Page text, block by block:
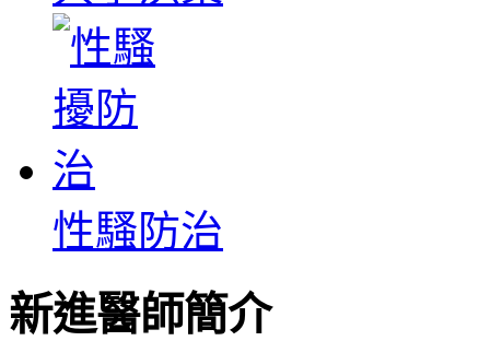
性騷防治
新進醫師簡介